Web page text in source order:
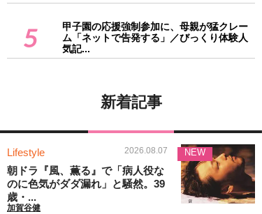
5
甲子園の応援強制参加に、母親が猛クレー
ム「ネットで告発する」／びっくり体験人
気記...
新着記事
Lifestyle 2026.08.07
朝ドラ『風、薫る』で「病人役な
のに色気がダダ漏れ」と騒然。39
歳・...
加賀谷健
NEW